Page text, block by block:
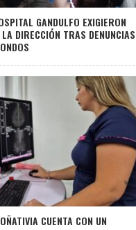
GANDULFO EXIGIERON
DIRECCIÓN TRAS DENUNCIAS
CUENTA CON UN